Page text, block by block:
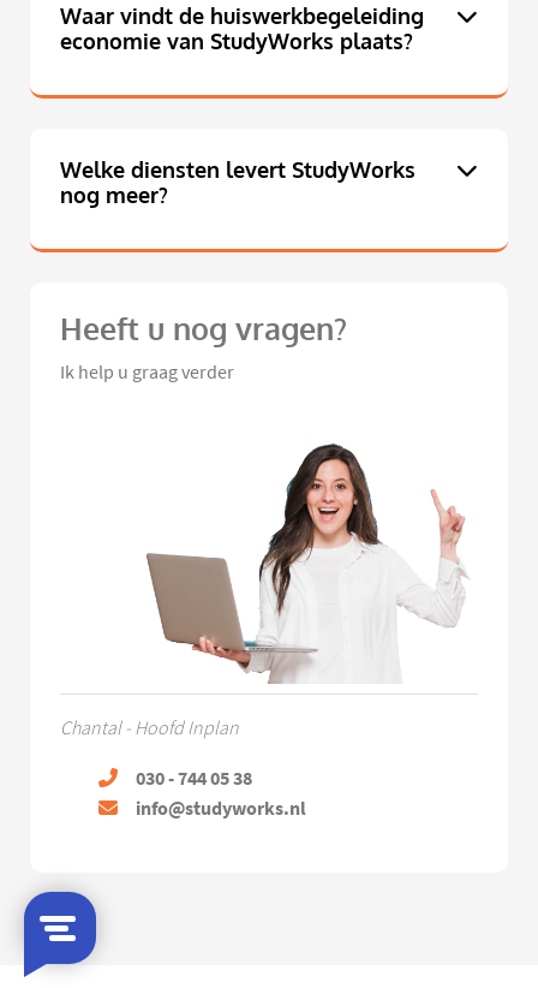
Waar vindt de huiswerkbegeleiding
economie van StudyWorks plaats?
Welke diensten levert StudyWorks
nog meer?
Heeft u nog vragen?
Ik help u graag verder
Chantal - Hoofd Inplan
030 - 744 05 38
info@studyworks.nl